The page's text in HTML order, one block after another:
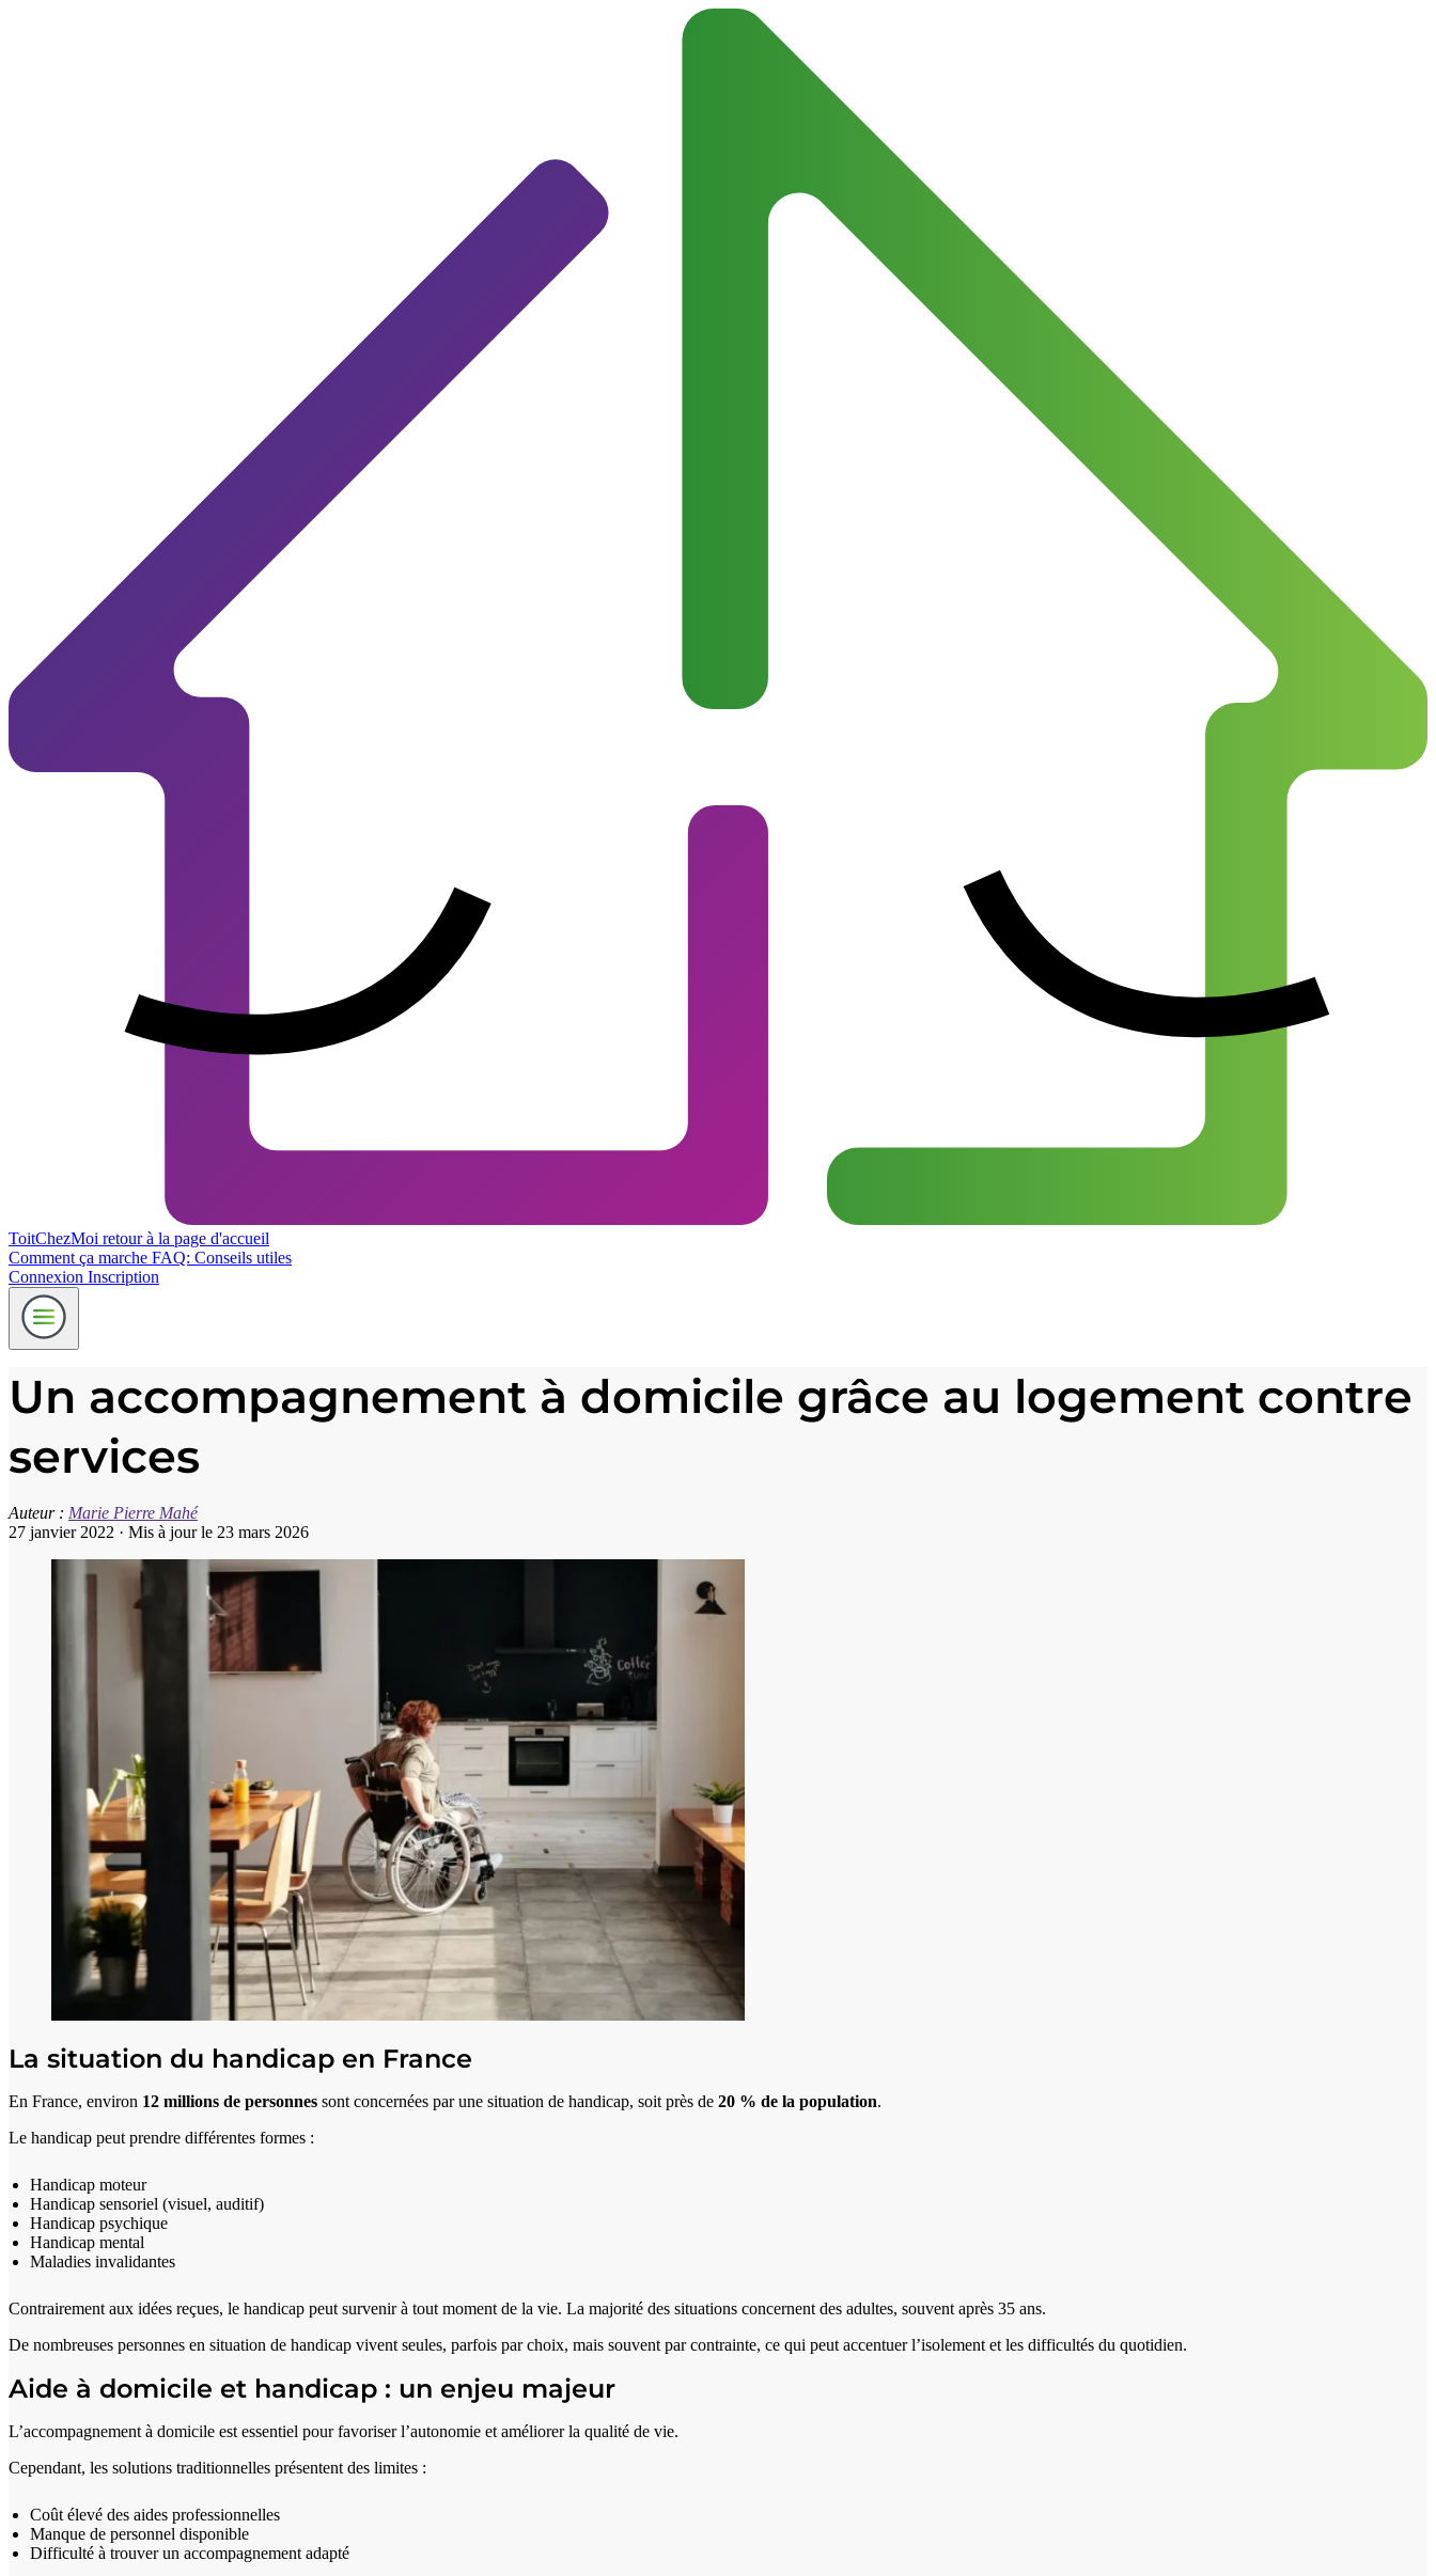
ToitChezMoi retour à la page d'accueil
Comment ça marche FAQ: Conseils utiles
Connexion Inscription
Un accompagnement à domicile grâce au logement contre
services
Auteur : Marie Pierre Mahé
27 janvier 2022 · Mis à jour le 23 mars 2026
La situation du handicap en France
En France, environ 12 millions de personnes sont concernées par une situation de handicap, soit près de 20 % de la population.
Le handicap peut prendre différentes formes :
Handicap moteur
Handicap sensoriel (visuel, auditif)
Handicap psychique
Handicap mental
Maladies invalidantes
Contrairement aux idées reçues, le handicap peut survenir à tout moment de la vie. La majorité des situations concernent des adultes, souvent après 35 ans.
De nombreuses personnes en situation de handicap vivent seules, parfois par choix, mais souvent par contrainte, ce qui peut accentuer l’isolement et les difficultés du quotidien.
Aide à domicile et handicap : un enjeu majeur
L’accompagnement à domicile est essentiel pour favoriser l’autonomie et améliorer la qualité de vie.
Cependant, les solutions traditionnelles présentent des limites :
Coût élevé des aides professionnelles
Manque de personnel disponible
Difficulté à trouver un accompagnement adapté